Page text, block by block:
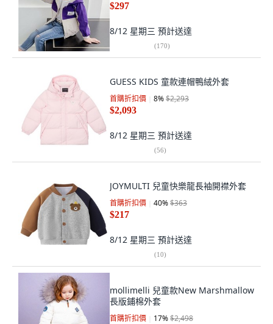
$297
8/12 星期三 預計送達
(170)
GUESS KIDS 童款連帽鴨絨外套
首購折扣價 8%$2,293
$2,093
8/12 星期三 預計送達
(56)
JOYMULTI 兒童快樂龍長袖開襟外套
首購折扣價 40%$363
$217
8/12 星期三 預計送達
(10)
mollimelli 兒童款New Marshmallow
長版鋪棉外套
首購折扣價 17%$2,498